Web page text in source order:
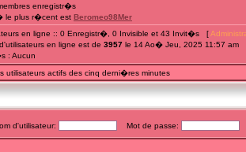
enregistr�s
le plus r�cent est Beromeo98Mer
en ligne :: 0 Enregistr�, 0 Invisible et 43 Invit�s [
en ligne est de 3957 le 14 Ao� Jeu, 2025 11:57 am
: Aucun
actifs des cinq derni�res minutes
d'utilisateur: Mot de passe: